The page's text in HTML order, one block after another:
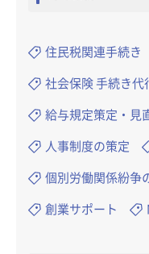
住民税関連手続き
社会保険 手続き代
給与規定策定・見
人事制度の策定
個別労働関係紛争
創業サポート